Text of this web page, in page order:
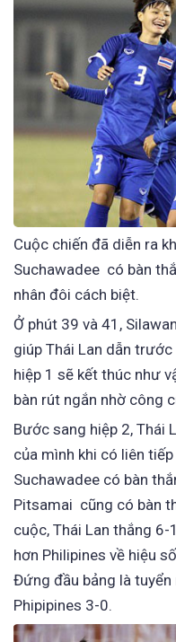
Cuộc chiến đã diễn ra
Suchawadee có bàn
nhân đôi cách biệt.
Ở phút 39 và 41,
giúp Thái Lan dẫn
hiệp 1 sẽ kết thúc như
bàn rút ngắn nhờ công
Bước sang hiệp 2, Thái
của mình khi có liên
Suchawadee có bàn
Pitsamai cũng có bàn
cuộc, Thái Lan thắng
hơn Philipines về hiệu
Đứng đầu bảng là
Phipipines 3-0.